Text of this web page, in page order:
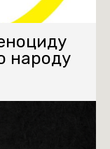
народу